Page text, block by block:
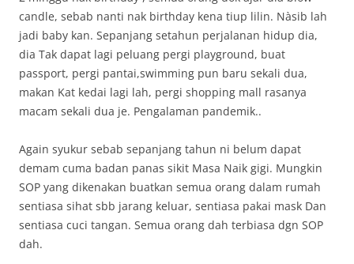
candle, sebab nanti nak birthday kena tiup lilin. Nàsib lah
jadi baby kan. Sepanjang setahun perjalanan hidup dia,
dia Tak dapat lagi peluang pergi playground, buat
passport, pergi pantai,swimming pun baru sekali dua,
makan Kat kedai lagi lah, pergi shopping mall rasanya
macam sekali dua je. Pengalaman pandemik..
Again syukur sebab sepanjang tahun ni belum dapat
demam cuma badan panas sikit Masa Naik gigi. Mungkin
SOP yang dikenakan buatkan semua orang dalam rumah
sentiasa sihat sbb jarang keluar, sentiasa pakai mask Dan
sentiasa cuci tangan. Semua orang dah terbiasa dgn SOP
dah.